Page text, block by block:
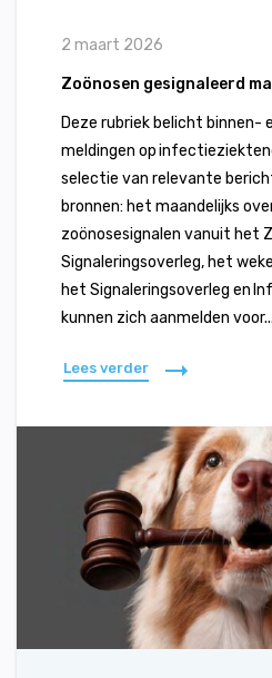
2 maart 2026
Zoönosen gesignaleerd
Deze rubriek belicht binnen-
meldingen op
selectie van relevante
bronnen: het maandelijks
zoönosesignalen vanuit het
Signaleringsoverleg, het
het Signaleringsoverleg en
kunnen zich aanmelden voor...
Lees verder